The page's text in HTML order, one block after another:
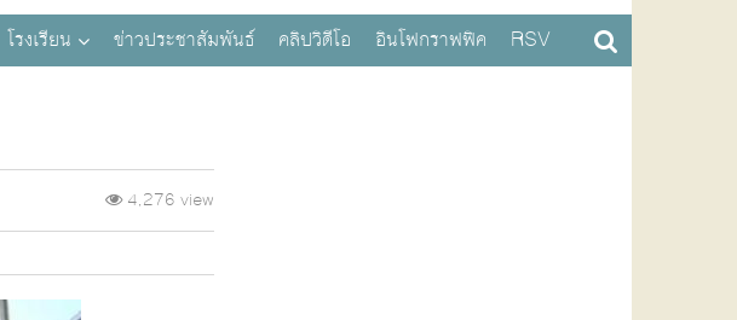
โรงเรียน ข่าวประชาสัมพันธ์ คลิปวิดีโอ อินโฟกราฟฟิค RSV
4,276 view